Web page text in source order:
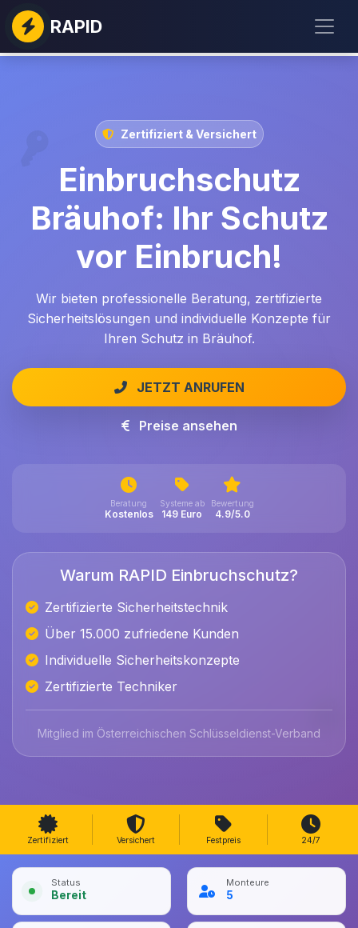
RAPID
Zertifiziert & Versichert
Einbruchschutz
Bräuhof: Ihr Schutz
vor Einbruch!
Wir bieten professionelle Beratung, zertifizierte
Sicherheitslösungen und individuelle Konzepte für
Ihren Schutz in Bräuhof.
JETZT ANRUFEN
Preise ansehen
Beratung
Kostenlos
Systeme ab
149 Euro
Bewertung
4.9/5.0
Warum RAPID Einbruchschutz?
Zertifizierte Sicherheitstechnik
Über 15.000 zufriedene Kunden
Individuelle Sicherheitskonzepte
Zertifizierte Techniker
Mitglied im Österreichischen Schlüsseldienst-Verband
Zertifiziert Versichert Festpreis 24/7
Status
Bereit
Monteure
5